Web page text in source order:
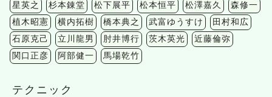
星英之
杉本錬堂 松下展平 松本恒平 松澤嘉久
森修一
植木昭憲
横内拓樹 橋本典之 武富ゆうすけ
田村和広
石原克己
立川龍男 肘井博行 茨木英光
近藤倫弥
関口正彦
阿部健一 馬場乾竹
テクニック